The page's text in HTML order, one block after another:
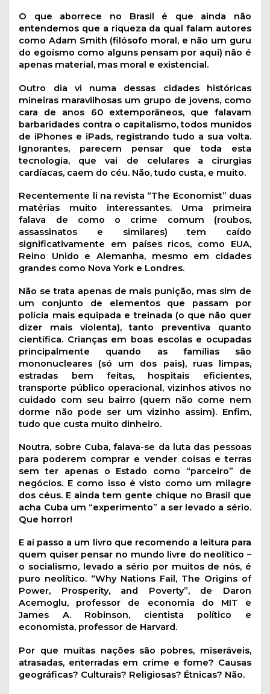
O que aborrece no Brasil é que ainda não
entendemos que a riqueza da qual falam autores
como Adam Smith (filósofo moral, e não um guru
do egoísmo como alguns pensam por aqui) não é
apenas material, mas moral e existencial.
Outro dia vi numa dessas cidades históricas
mineiras maravilhosas um grupo de jovens, como
cara de anos 60 extemporâneos, que falavam
barbaridades contra o capitalismo, todos munidos
de iPhones e iPads, registrando tudo a sua volta.
Ignorantes, parecem pensar que toda esta
tecnologia, que vai de celulares a cirurgias
cardíacas, caem do céu. Não, tudo custa, e muito.
Recentemente li na revista “The Economist” duas
matérias muito interessantes. Uma primeira
falava de como o crime comum (roubos,
assassinatos e similares) tem caído
significativamente em países ricos, como EUA,
Reino Unido e Alemanha, mesmo em cidades
grandes como Nova York e Londres.
Não se trata apenas de mais punição, mas sim de
um conjunto de elementos que passam por
polícia mais equipada e treinada (o que não quer
dizer mais violenta), tanto preventiva quanto
científica. Crianças em boas escolas e ocupadas
principalmente quando as famílias são
mononucleares (só um dos pais), ruas limpas,
estradas bem feitas, hospitais eficientes,
transporte público operacional, vizinhos ativos no
cuidado com seu bairro (quem não come nem
dorme não pode ser um vizinho assim). Enfim,
tudo que custa muito dinheiro.
Noutra, sobre Cuba, falava-se da luta das pessoas
para poderem comprar e vender coisas e terras
sem ter apenas o Estado como “parceiro” de
negócios. E como isso é visto como um milagre
dos céus. E ainda tem gente chique no Brasil que
acha Cuba um “experimento” a ser levado a sério.
Que horror!
E aí passo a um livro que recomendo a leitura para
quem quiser pensar no mundo livre do neolítico –
o socialismo, levado a sério por muitos de nós, é
puro neolítico. “Why Nations Fail, The Origins of
Power, Prosperity, and Poverty”, de Daron
Acemoglu, professor de economia do MIT e
James A. Robinson, cientista político e
economista, professor de Harvard.
Por que muitas nações são pobres, miseráveis,
atrasadas, enterradas em crime e fome? Causas
geográficas? Culturais? Religiosas? Étnicas? Não.